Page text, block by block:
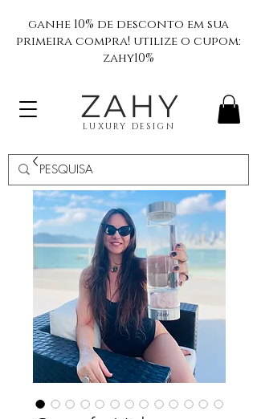
ganhe 10% de desconto em sua
primeira compra! utilize o cupom:
zahy10%
ZAHY
LUXURY DESIGN